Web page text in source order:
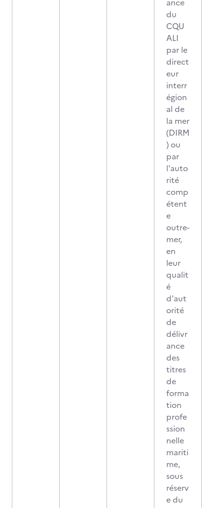
ance
du
CQU
ALI
par le
direct
eur
interr
égion
al de
la mer
(DIRM
) ou
par
l'auto
rité
comp
étent
e
outre-
mer,
en
leur
qualit
é
d'aut
orité
de
délivr
ance
des
titres
de
forma
tion
profe
ssion
nelle
mariti
me,
sous
réserv
e du